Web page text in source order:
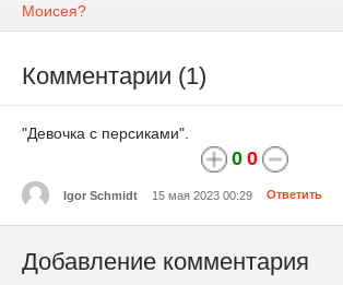
Моисея?
Комментарии (1)
"Девочка с персиками".
0 0
Igor Schmidt 15 мая 2023 00:29 Ответить
Добавление комментария